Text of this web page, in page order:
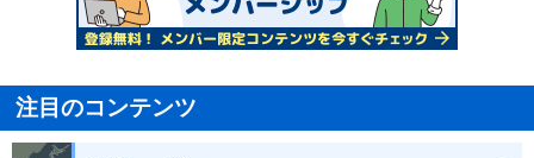
注目のコンテンツ